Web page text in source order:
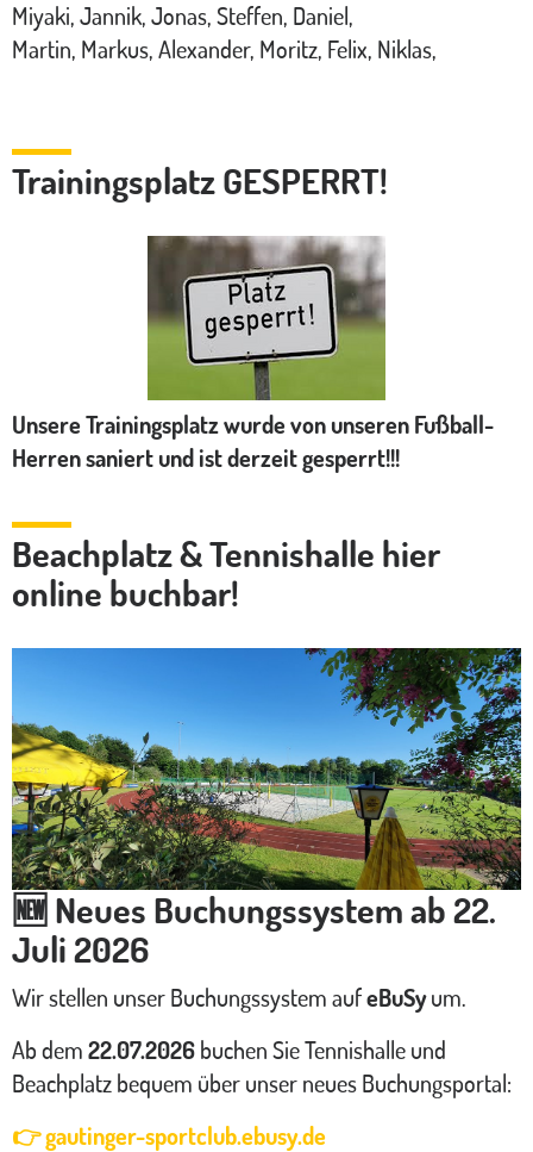
Miyaki, Jannik, Jonas, Steffen, Daniel,
Martin, Markus, Alexander, Moritz, Felix, Niklas,
Trainingsplatz GESPERRT!
Unsere Trainingsplatz wurde von unseren Fußball-
Herren saniert und ist derzeit gesperrt!!!
Beachplatz & Tennishalle hier
online buchbar!
🆕 Neues Buchungssystem ab 22.
Juli 2026
Wir stellen unser Buchungssystem aufeBuSyum.
Ab dem22.07.2026buchen Sie Tennishalle und
Beachplatz bequem über unser neues Buchungsportal:
👉 gautinger-sportclub.ebusy.de